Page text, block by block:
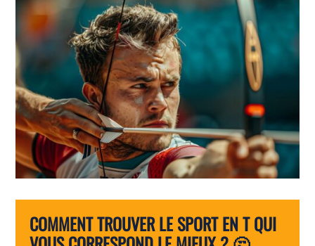
COMMENT TROUVER LE SPORT EN T QUI